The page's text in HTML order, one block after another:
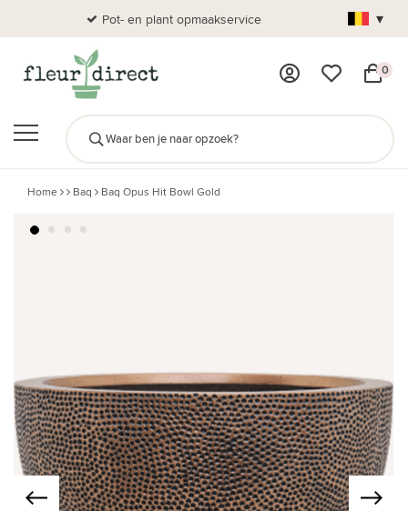
Pot- en plant opmaakservice ▾
0
Home Baq Baq Opus Hit Bowl Gold